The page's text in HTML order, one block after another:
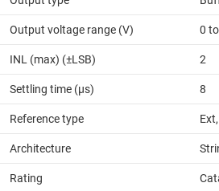
Output voltage range (V) 0
INL (max) (±LSB) 2
Settling time (µs) 8
Reference type
Architecture
Rating